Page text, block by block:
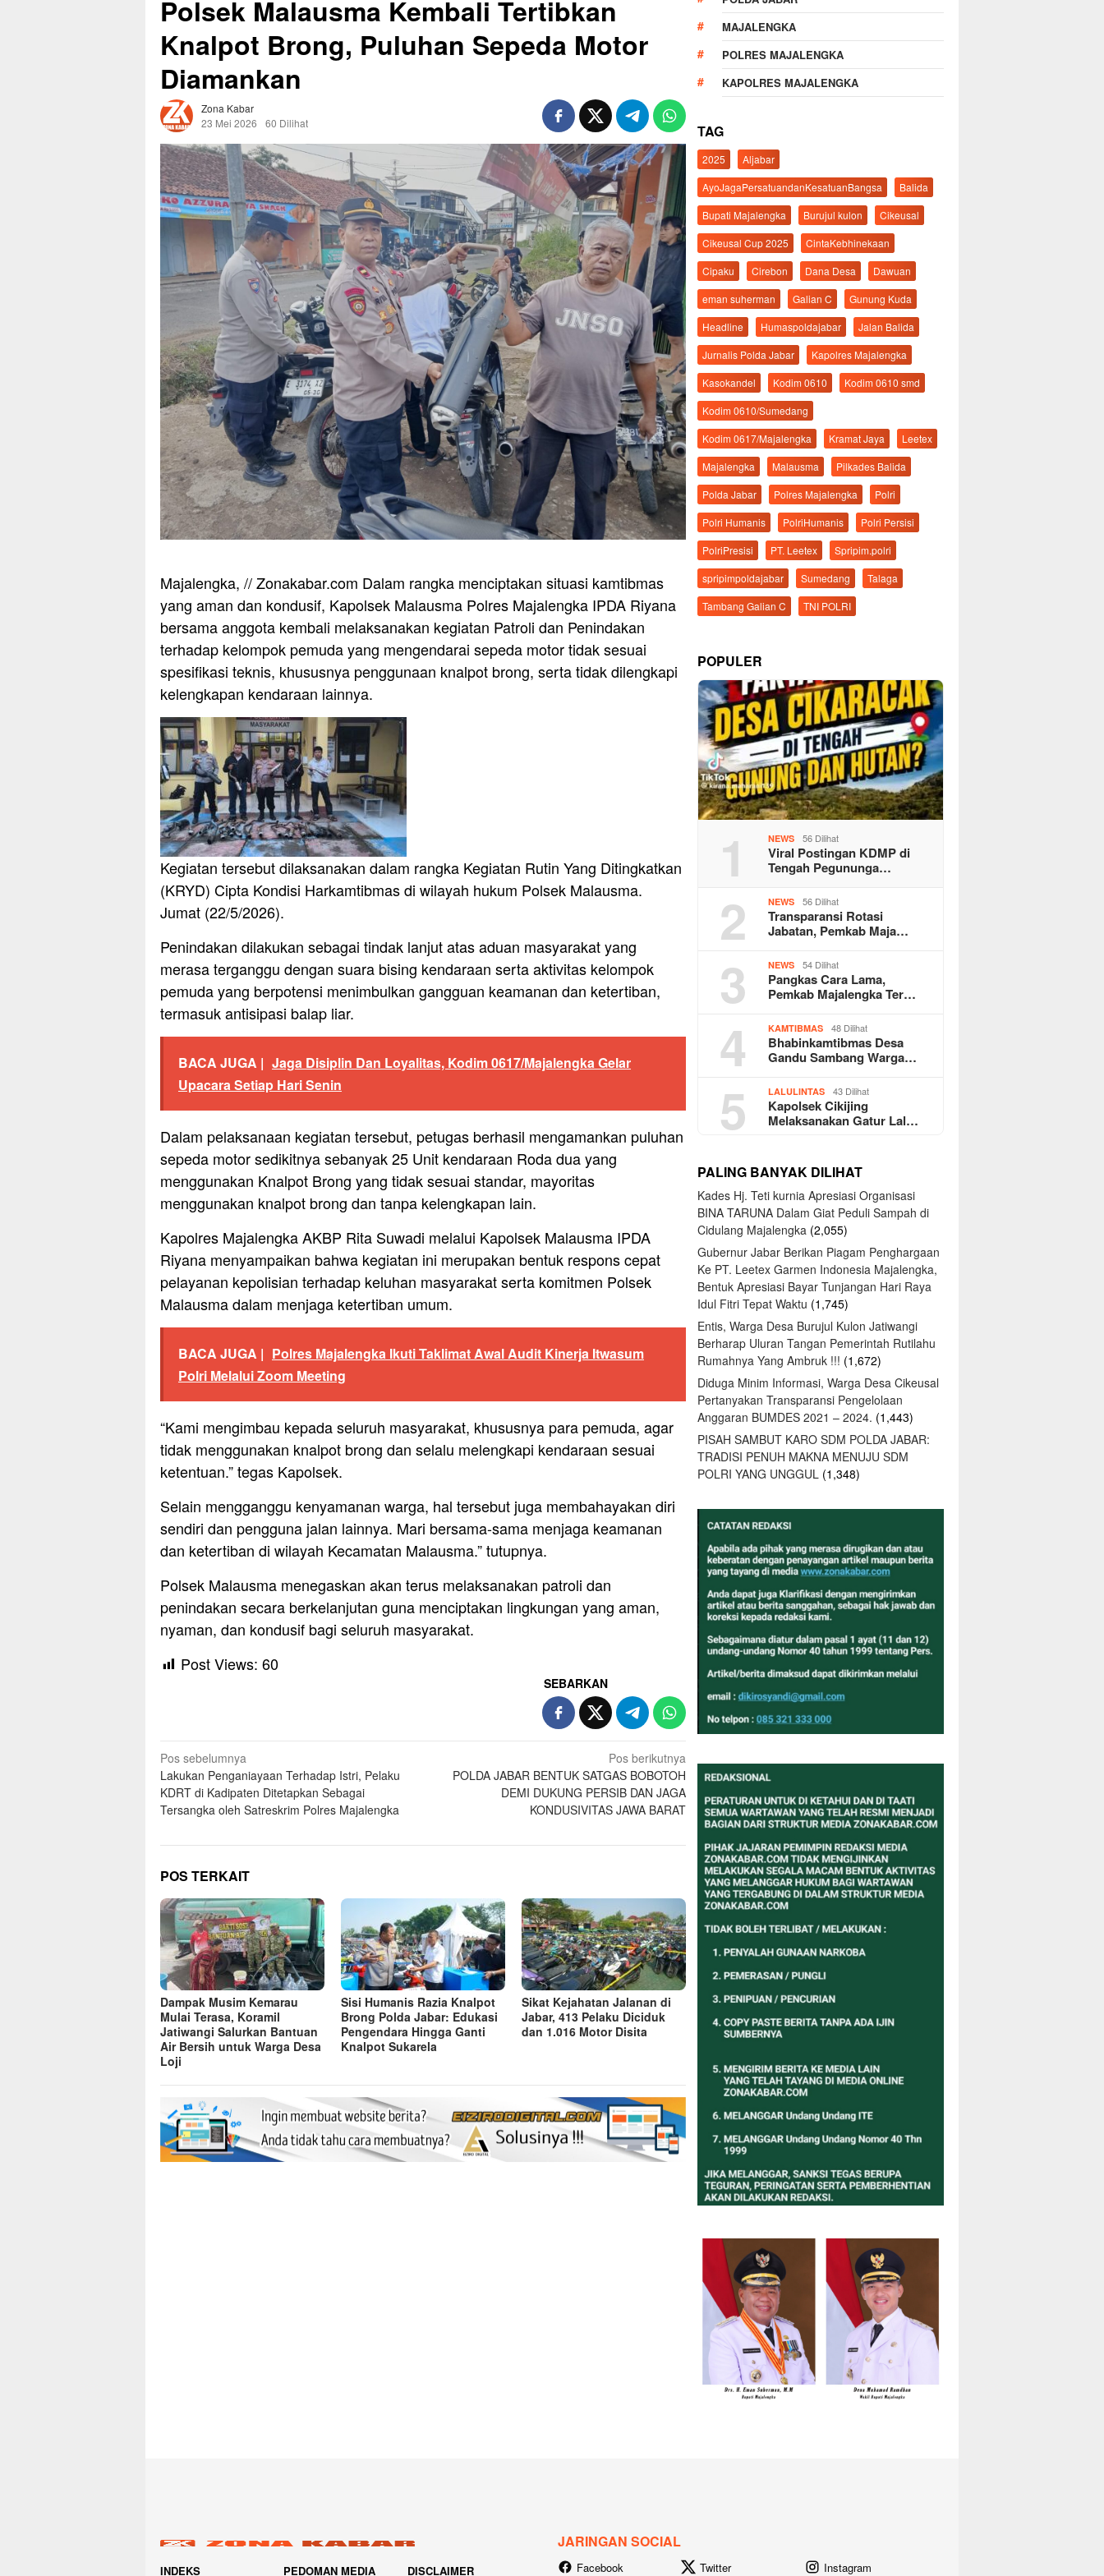
Polsek Malausma Kembali Tertibkan
Knalpot Brong, Puluhan Sepeda Motor
Diamankan
Zona Kabar
23 Mei 2026
60 Dilihat
Majalengka, // Zonakabar.com Dalam rangka menciptakan situasi kamtibmas
yang aman dan kondusif, Kapolsek Malausma Polres Majalengka IPDA Riyana
bersama anggota kembali melaksanakan kegiatan Patroli dan Penindakan
terhadap kelompok pemuda yang mengendarai sepeda motor tidak sesuai
spesifikasi teknis, khususnya penggunaan knalpot brong, serta tidak dilengkapi
kelengkapan kendaraan lainnya.
Kegiatan tersebut dilaksanakan dalam rangka Kegiatan Rutin Yang Ditingkatkan
(KRYD) Cipta Kondisi Harkamtibmas di wilayah hukum Polsek Malausma.
Jumat (22/5/2026).
Penindakan dilakukan sebagai tindak lanjut atas aduan masyarakat yang
merasa terganggu dengan suara bising kendaraan serta aktivitas kelompok
pemuda yang berpotensi menimbulkan gangguan keamanan dan ketertiban,
termasuk antisipasi balap liar.
BACA JUGA | Jaga Disiplin Dan Loyalitas, Kodim 0617/Majalengka Gelar
Upacara Setiap Hari Senin
Dalam pelaksanaan kegiatan tersebut, petugas berhasil mengamankan puluhan
sepeda motor sedikitnya sebanyak 25 Unit kendaraan Roda dua yang
menggunakan Knalpot Brong yang tidak sesuai standar, mayoritas
menggunakan knalpot brong dan tanpa kelengkapan lain.
Kapolres Majalengka AKBP Rita Suwadi melalui Kapolsek Malausma IPDA
Riyana menyampaikan bahwa kegiatan ini merupakan bentuk respons cepat
pelayanan kepolisian terhadap keluhan masyarakat serta komitmen Polsek
Malausma dalam menjaga ketertiban umum.
BACA JUGA | Polres Majalengka Ikuti Taklimat Awal Audit Kinerja Itwasum
Polri Melalui Zoom Meeting
“Kami mengimbau kepada seluruh masyarakat, khususnya para pemuda, agar
tidak menggunakan knalpot brong dan selalu melengkapi kendaraan sesuai
ketentuan.” tegas Kapolsek.
Selain mengganggu kenyamanan warga, hal tersebut juga membahayakan diri
sendiri dan pengguna jalan lainnya. Mari bersama-sama menjaga keamanan
dan ketertiban di wilayah Kecamatan Malausma.” tutupnya.
Polsek Malausma menegaskan akan terus melaksanakan patroli dan
penindakan secara berkelanjutan guna menciptakan lingkungan yang aman,
nyaman, dan kondusif bagi seluruh masyarakat.
Post Views: 60
SEBARKAN
Navigasi
pos
Pos sebelumnya
Lakukan Penganiayaan Terhadap Istri, Pelaku
KDRT di Kadipaten Ditetapkan Sebagai
Tersangka oleh Satreskrim Polres Majalengka
Pos berikutnya
POLDA JABAR BENTUK SATGAS BOBOTOH
DEMI DUKUNG PERSIB DAN JAGA
KONDUSIVITAS JAWA BARAT
POS TERKAIT
Dampak Musim Kemarau
Mulai Terasa, Koramil
Jatiwangi Salurkan Bantuan
Air Bersih untuk Warga Desa
Loji
Sisi Humanis Razia Knalpot
Brong Polda Jabar: Edukasi
Pengendara Hingga Ganti
Knalpot Sukarela
Sikat Kejahatan Jalanan di
Jabar, 413 Pelaku Diciduk
dan 1.016 Motor Disita
MAJALENGKA
POLRES MAJALENGKA
KAPOLRES MAJALENGKA
TAG
2025
Aljabar
AyoJagaPersatuandanKesatuanBangsa
Balida
Bupati Majalengka
Burujul kulon
Cikeusal
Cikeusal Cup 2025
CintaKebhinekaan
Cipaku
Cirebon Dana Desa
Dawuan
eman suherman
Galian C
Gunung Kuda
Headline
Humaspoldajabar
Jalan Balida
Jurnalis Polda Jabar
Kapolres Majalengka
Kasokandel
Kodim 0610
Kodim 0610 smd
Kodim 0610/Sumedang
Kodim 0617/Majalengka
Kramat Jaya
Leetex
Majalengka
Malausma
Pilkades Balida
Polda Jabar
Polres Majalengka
Polri
Polri Humanis
PolriHumanis
Polri Persisi
PolriPresisi
PT. Leetex
Spripim.polri
spripimpoldajabar
Sumedang
Talaga
Tambang Galian C
TNI POLRI
POPULER
1 NEWS 56 Dilihat
Viral Postingan KDMP di
Tengah Pegununga…
2 NEWS 56 Dilihat
Transparansi Rotasi
Jabatan, Pemkab Maja…
3 NEWS 54 Dilihat
Pangkas Cara Lama,
Pemkab Majalengka Ter…
4 KAMTIBMAS 48 Dilihat
Bhabinkamtibmas Desa
Gandu Sambang Warga…
5 LALULINTAS 43 Dilihat
Kapolsek Cikijing
Melaksanakan Gatur Lal…
PALING BANYAK DILIHAT
Kades Hj. Teti kurnia Apresiasi Organisasi
BINA TARUNA Dalam Giat Peduli Sampah di
Cidulang Majalengka (2,055)
Gubernur Jabar Berikan Piagam Penghargaan
Ke PT. Leetex Garmen Indonesia Majalengka,
Bentuk Apresiasi Bayar Tunjangan Hari Raya
Idul Fitri Tepat Waktu (1,745)
Entis, Warga Desa Burujul Kulon Jatiwangi
Berharap Uluran Tangan Pemerintah Rutilahu
Rumahnya Yang Ambruk !!! (1,672)
Diduga Minim Informasi, Warga Desa Cikeusal
Pertanyakan Transparansi Pengelolaan
Anggaran BUMDES 2021 – 2024. (1,443)
PISAH SAMBUT KARO SDM POLDA JABAR:
TRADISI PENUH MAKNA MENUJU SDM
POLRI YANG UNGGUL (1,348)
INDEKS PEDOMAN MEDIA DISCLAIMER
JARINGAN SOCIAL
Facebook Twitter Instagram